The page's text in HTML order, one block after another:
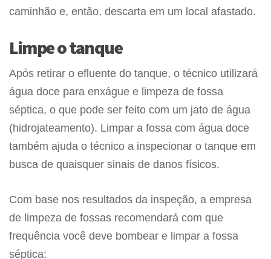
caminhão e, então, descarta em um local afastado.
Limpe o tanque
Após retirar o efluente do tanque, o técnico utilizará
água doce para enxágue e limpeza de fossa
séptica, o que pode ser feito com um jato de água
(hidrojateamento). Limpar a fossa com água doce
também ajuda o técnico a inspecionar o tanque em
busca de quaisquer sinais de danos físicos.
Com base nos resultados da inspeção, a empresa
de limpeza de fossas recomendará com que
frequência você deve bombear e limpar a fossa
séptica: